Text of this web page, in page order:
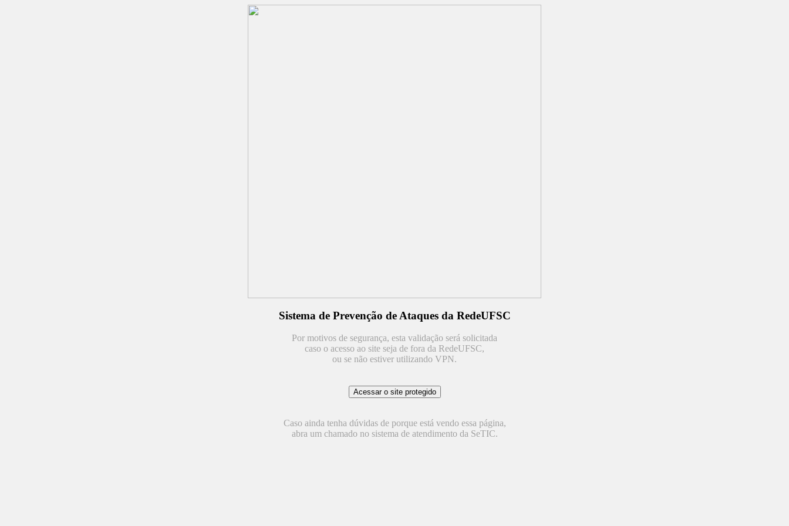
Sistema de Prevenção de Ataques da RedeUFSC
Por motivos de segurança, esta validação será solicitada
caso o acesso ao site seja de fora da RedeUFSC,
ou se não estiver utilizando VPN.
Caso ainda tenha dúvidas de porque está vendo essa página,
abra um chamado no sistema de atendimento da SeTIC.